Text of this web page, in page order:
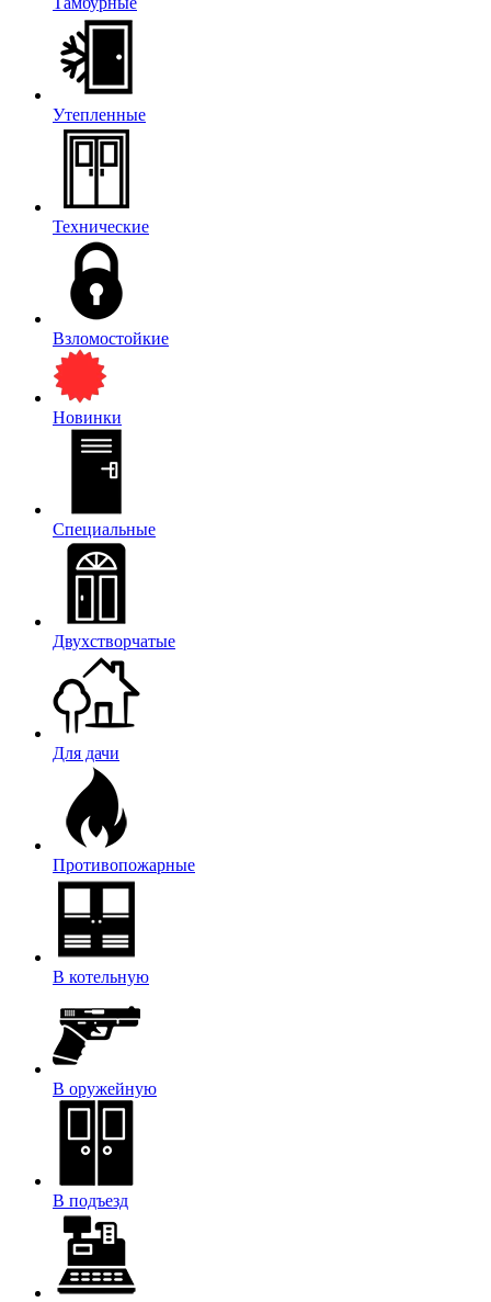
Утепленные
Технические
Взломостойкие
Новинки
Специальные
Двухстворчатые
Для дачи
Противопожарные
В котельную
В оружейную
В подъезд